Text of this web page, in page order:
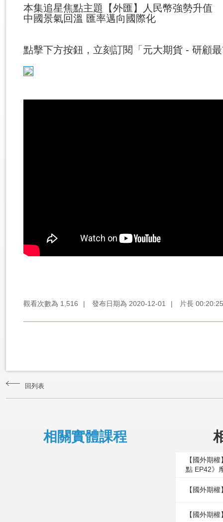
本集追星焦點主題【外匯】人民幣強勢升值
中國景氣回溫 匯率邁向國際化
點擊下方按鈕，立刻訂閱「元大期貨 - 研顧
觀看次數為 1,516 | 發布日期為 2020-12-01 | 片長 00:20:25
回列表
相關實體課程
【國外期
點 EP42》
【國外期
【國外期